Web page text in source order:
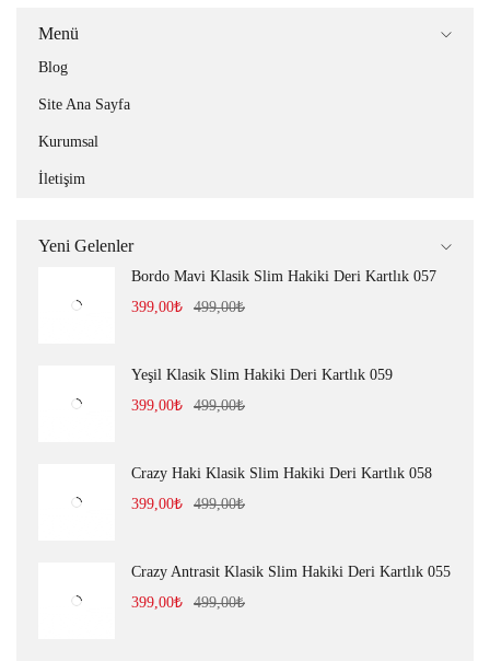
Menü
Blog
Site Ana Sayfa
Kurumsal
İletişim
Yeni Gelenler
Bordo Mavi Klasik Slim Hakiki Deri Kartlık 057
499,00₺
399,00₺
Yeşil Klasik Slim Hakiki Deri Kartlık 059
499,00₺
399,00₺
Crazy Haki Klasik Slim Hakiki Deri Kartlık 058
499,00₺
399,00₺
Crazy Antrasit Klasik Slim Hakiki Deri Kartlık 055
499,00₺
399,00₺